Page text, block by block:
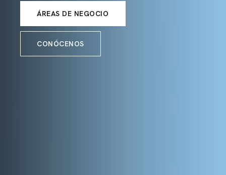
ÁREAS DE NEGOCIO
CONÓCENOS